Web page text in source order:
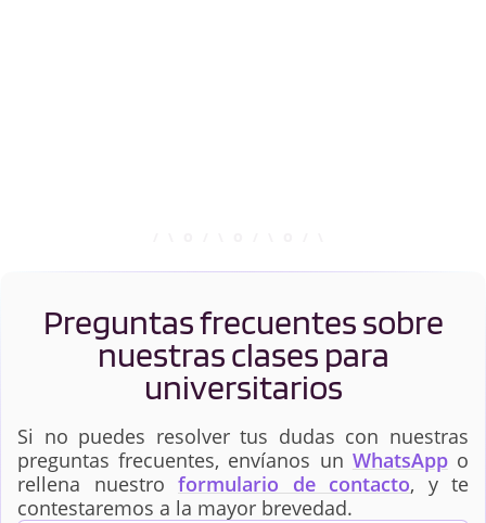
Matemáticas Matemáticas - Física
Medicina
Nutrición Humana y
Dietética
Preguntas frecuentes sobre
nuestras clases para
universitarios
Si no puedes resolver tus dudas con nuestras
preguntas frecuentes, envíanos un WhatsAppo
rellena nuestro formulario de contacto, y te
contestaremos a la mayor brevedad.